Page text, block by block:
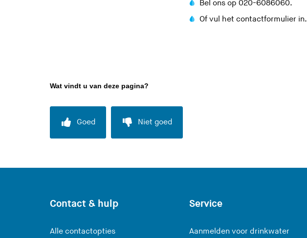
Bel ons op 020-6086060.
Of vul het contactformulier in.
Wat vindt u van deze pagina?
Goed Niet goed
Contact & hulp
Alle contactopties
Service
Aanmelden voor drinkwater